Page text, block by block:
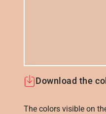
Download the
The colors visible on